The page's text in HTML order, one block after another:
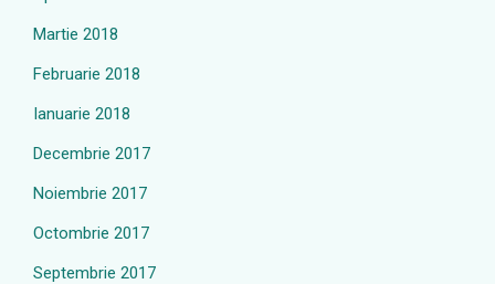
Martie 2018
Februarie 2018
Ianuarie 2018
Decembrie 2017
Noiembrie 2017
Octombrie 2017
Septembrie 2017